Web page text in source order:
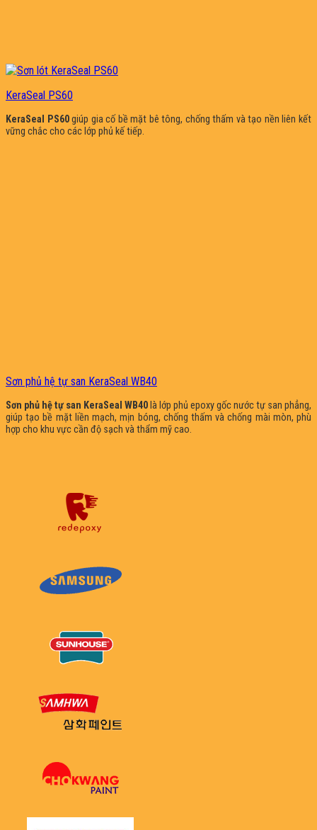
KeraSeal PS60
KeraSeal PS60giúp gia cố bề mặt bê tông, chống thấm và tạo nền liên kết
vững chắc cho các lớp phủ kế tiếp.
Sơn phủ hệ tự san KeraSeal WB40
Sơn phủ hệ tự san KeraSeal WB40 là lớp phủ epoxy gốc nước tự san phẳng,
giúp tạo bề mặt liền mạch, mịn bóng, chống thấm và chống mài mòn, phù
hợp cho khu vực cần độ sạch và thẩm mỹ cao.